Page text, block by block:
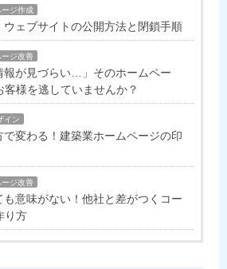
ジ作成
ウェブサイトの公開方法と閉鎖手順
ジ改善
報が見づらい…」そのホームペー
様を逃していませんか？
イン
変わる！建築業ホームページの印
ジ改善
も意味がない！他社と差がつくコー
り方